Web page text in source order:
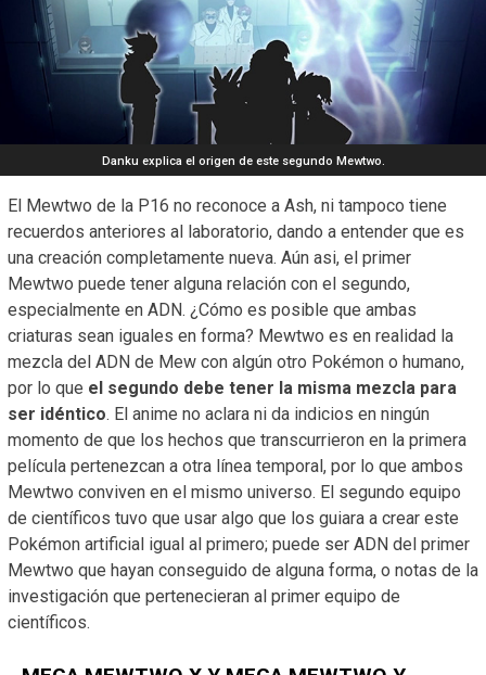
Danku explica el origen de este segundo Mewtwo.
El Mewtwo de la P16 no reconoce a Ash, ni tampoco tiene
recuerdos anteriores al laboratorio, dando a entender que es
una creación completamente nueva. Aún asi, el primer
Mewtwo puede tener alguna relación con el segundo,
especialmente en ADN. ¿Cómo es posible que ambas
criaturas sean iguales en forma? Mewtwo es en realidad la
mezcla del ADN de Mew con algún otro Pokémon o humano,
por lo que el segundo debe tener la misma mezcla para
ser idéntico. El anime no aclara ni da indicios en ningún
momento de que los hechos que transcurrieron en la primera
película pertenezcan a otra línea temporal, por lo que ambos
Mewtwo conviven en el mismo universo. El segundo equipo
de científicos tuvo que usar algo que los guiara a crear este
Pokémon artificial igual al primero; puede ser ADN del primer
Mewtwo que hayan conseguido de alguna forma, o notas de la
investigación que pertenecieran al primer equipo de
científicos.